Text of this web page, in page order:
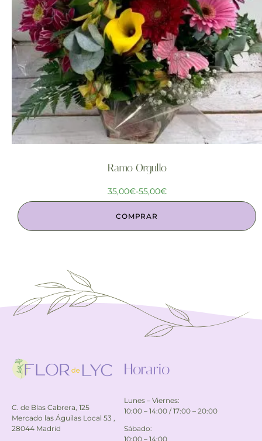
Ramo Orgullo
35,00€-55,00€
COMPRAR
C. de Blas Cabrera, 125
Mercado las Águilas Local 53 ,
28044 Madrid
Horario
Lunes – Viernes:
10:00 – 14:00 / 17:00 – 20:00
Sábado:
10:00 – 14:00